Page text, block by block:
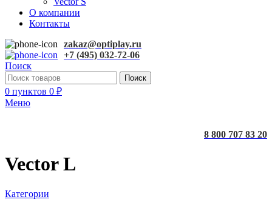
О компании
Контакты
zakaz@optiplay.ru
+7 (495) 032-72-06
Поиск
Поиск
0 пунктов 0 ₽
Меню
8 800 707 83 20
Vector L
Категории